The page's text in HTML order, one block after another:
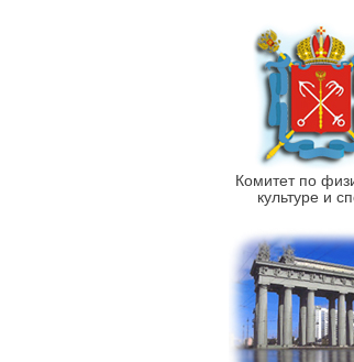
Комитет по
культуре и